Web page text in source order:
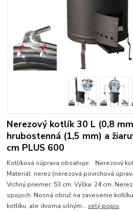
Nerezový kotlík 30 L (0,8
hrubostenná (1,5 mm) a
cm PLUS 600
Kotlíková súprava obsahuje: Nerezový
Materiál: nerez (nerezová povrchová
Vrchný priemer: 53 cm. Výška: 24 cm.
spojoch. Nosná obruč na zavesenie
kotlíku, ale dvoma silným... celý popis